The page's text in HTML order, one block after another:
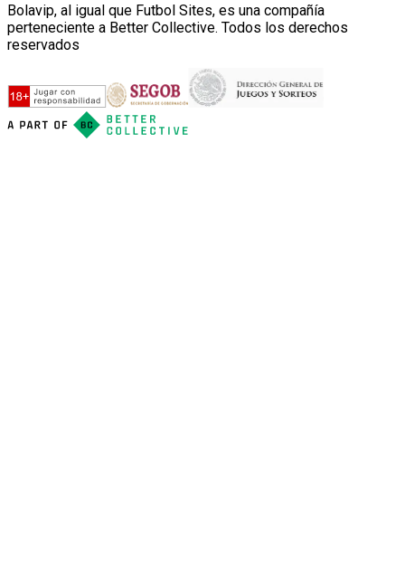
Bolavip, al igual que Futbol Sites, es una compañía
perteneciente a Better Collective. Todos los derechos
reservados